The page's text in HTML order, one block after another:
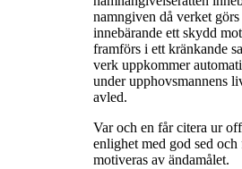
namngiven då verket
innebärande ett skydd
framförs i ett kränkande
verk uppkommer
under upphovsmannens
avled.
Var och en får citera ur
enlighet med god sed
motiveras av ändamålet.